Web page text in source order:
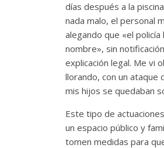
días después a la
nada malo, el personal
alegando que «el policía
nombre», sin
explicación legal. Me vi
llorando, con un ataque
mis hijos se quedaban
Este tipo de
un espacio público y
tomen medidas para